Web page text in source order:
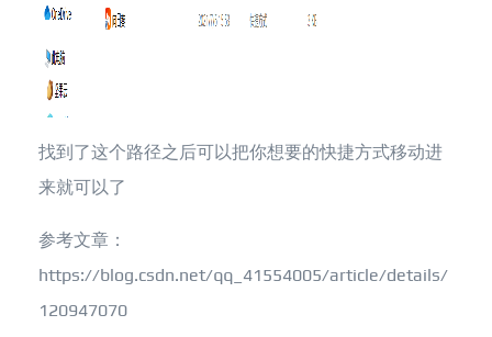
找到了这个路径之后可以把你想要的快捷方式移动进
来就可以了
参考文章：
https://blog.csdn.net/qq_41554005/article/details/
120947070